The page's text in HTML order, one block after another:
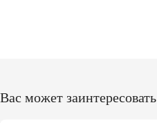
Вас может заинтересовать